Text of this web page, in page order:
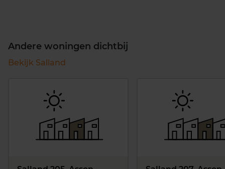
Andere woningen dichtbij
Bekijk Salland